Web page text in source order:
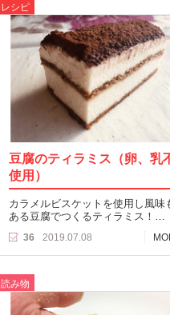
レシピ
豆腐のティラミス（卵、乳
使用）
カラメルビスケットを使用し風味
ある豆腐でつくるティラミス！…
36 2019.07.08
読み物